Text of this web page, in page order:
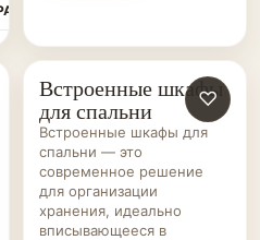
СПАЛЬНИ НА ЗАКАЗ
♡
Встроенные шкафы
для спальни
Встроенные шкафы для
спальни — это
современное решение
для организации
хранения, идеально
вписывающееся в